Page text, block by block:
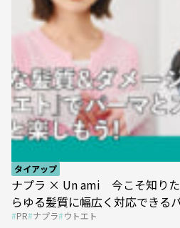
タイアップ
ナプラ × Un ami 今こそ知りた
らゆる髪質に幅広く対応でき
et』
PR ナプラ ウトエト